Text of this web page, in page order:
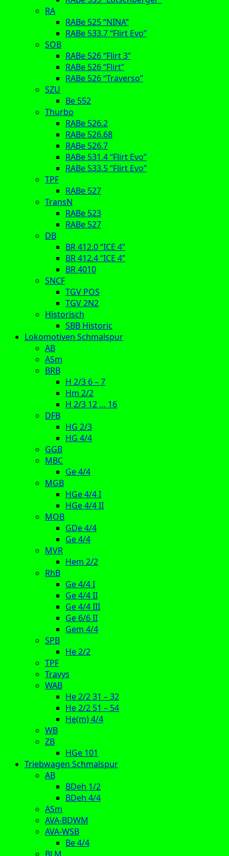
RA
RABe 525 “NINA”
RABe 533.7 “Flirt Evo”
SOB
RABe 526 “Flirt 3”
RABe 526 “Flirt”
RABe 526 “Traverso”
SZU
Be 552
Thurbo
RABe 526.2
RABe 526.68
RABe 526.7
RABe 531.4 “Flirt Evo”
RABe 533.5 “Flirt Evo”
TPF
RABe 527
TransN
RABe 523
RABe 527
DB
BR 412.0 “ICE 4”
BR 412.4 “ICE 4”
BR 4010
SNCF
TGV POS
TGV 2N2
Historisch
SBB Historic
Lokomotiven Schmalspur
AB
ASm
BRB
H 2/3 6 – 7
Hm 2/2
H 2/3 12 … 16
DFB
HG 2/3
HG 4/4
GGB
MBC
Ge 4/4
MGB
HGe 4/4 I
HGe 4/4 II
MOB
GDe 4/4
Ge 4/4
MVR
Hem 2/2
RhB
Ge 4/4 I
Ge 4/4 II
Ge 4/4 III
Ge 6/6 II
Gem 4/4
SPB
He 2/2
TPF
Travys
WAB
He 2/2 31 – 32
He 2/2 51 – 54
He(m) 4/4
WB
ZB
HGe 101
Triebwagen Schmalspur
AB
BDeh 1/2
BDeh 4/4
ASm
AVA-BDWM
AVA-WSB
Be 4/4